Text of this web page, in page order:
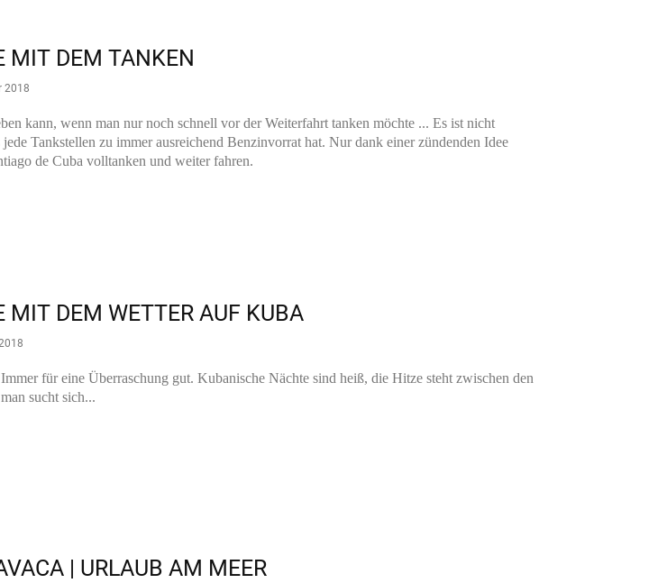
MIT DEM TANKEN
2018
kann, wenn man nur noch schnell vor der Weiterfahrt tanken möchte ... Es ist nicht
Tankstellen zu immer ausreichend Benzinvorrat hat. Nur dank einer zündenden Idee
de Cuba volltanken und weiter fahren.
MIT DEM WETTER AUF KUBA
für eine Überraschung gut. Kubanische Nächte sind heiß, die Hitze steht zwischen den
sucht sich...
| URLAUB AM MEER